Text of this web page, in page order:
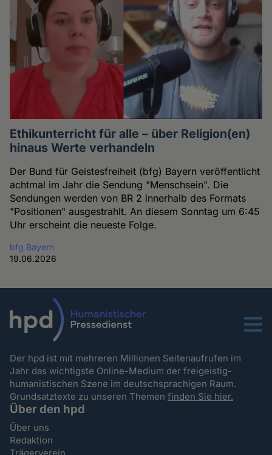
Ethikunterricht für alle – über Religion(en)
hinaus Werte verhandeln
Der Bund für Geistesfreiheit (bfg) Bayern veröffentlicht
achtmal im Jahr die Sendung "Menschsein". Die
Sendungen werden von BR 2 innerhalb des Formats
"Positionen" ausgestrahlt. An diesem Sonntag um 6:45
Uhr erscheint die neueste Folge.
bfg Bayern
19.06.2026
Menu
Der hpd ist mit mehreren Millionen Seitenaufrufen im
Jahr das wichtigste Online-Medium der freigeistig-
humanistischen Szene im deutschsprachigen Raum.
Grundsatztexte zu unseren Themenfinden Sie hier.
Über den hpd
Über uns
Redaktion